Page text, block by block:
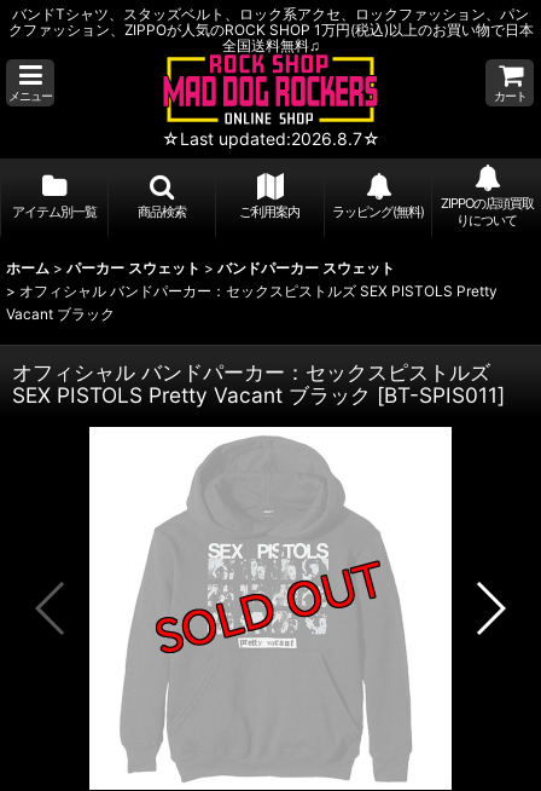
バンドTシャツ、スタッズベルト、ロック系アクセ、ロックファッション、パン
クファッション、ZIPPOが人気のROCK SHOP 1万円(税込)以上のお買い物で日本
全国送料無料♫
メニュー
☆Last updated:2026.8.7☆
カート
アイテム別一覧 商品検索 ご利用案内 ラッピング(無料)
ZIPPOの店頭買取
りについて
ホーム > パーカー スウェット > バンドパーカー スウェット
> オフィシャル バンドパーカー：セックスピストルズ SEX PISTOLS Pretty
Vacant ブラック
オフィシャル バンドパーカー：セックスピストルズ
SEX PISTOLS Pretty Vacant ブラック [BT-SPIS011]